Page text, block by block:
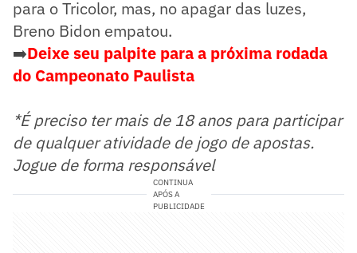
para o Tricolor, mas, no apagar das luzes,
Breno Bidon empatou.
➡️Deixe seu palpite para a próxima rodada
do Campeonato Paulista
*É preciso ter mais de 18 anos para participar
de qualquer atividade de jogo de apostas.
Jogue de forma responsável
CONTINUA
APÓS A
PUBLICIDADE